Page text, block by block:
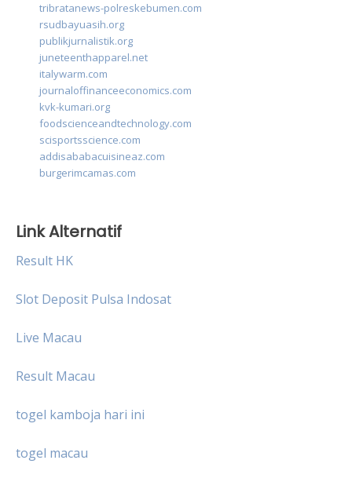
tribratanews-polreskebumen.com
rsudbayuasih.org
publikjurnalistik.org
juneteenthapparel.net
italywarm.com
journaloffinanceeconomics.com
kvk-kumari.org
foodscienceandtechnology.com
scisportsscience.com
addisababacuisineaz.com
burgerimcamas.com
Link Alternatif
Result HK
Slot Deposit Pulsa Indosat
Live Macau
Result Macau
togel kamboja hari ini
togel macau